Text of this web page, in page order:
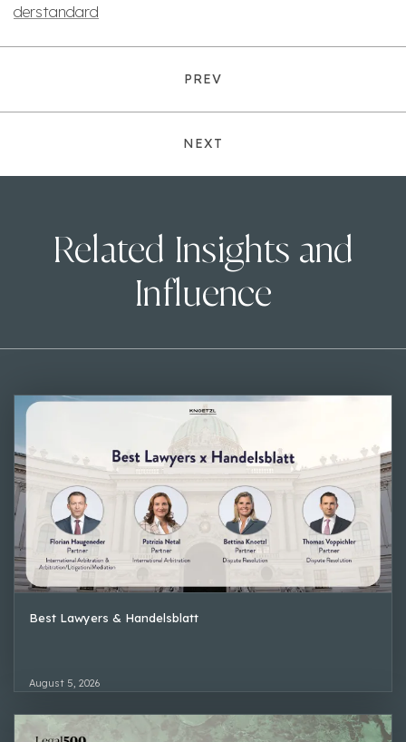
derstandard
PREV
NEXT
Related Insights and
Influence
Best Lawyers & Handelsblatt
August 5, 2026